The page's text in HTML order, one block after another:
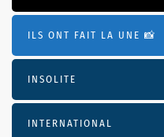
ILS ONT FAIT LA UNE 📸
INSOLITE
INTERNATIONAL